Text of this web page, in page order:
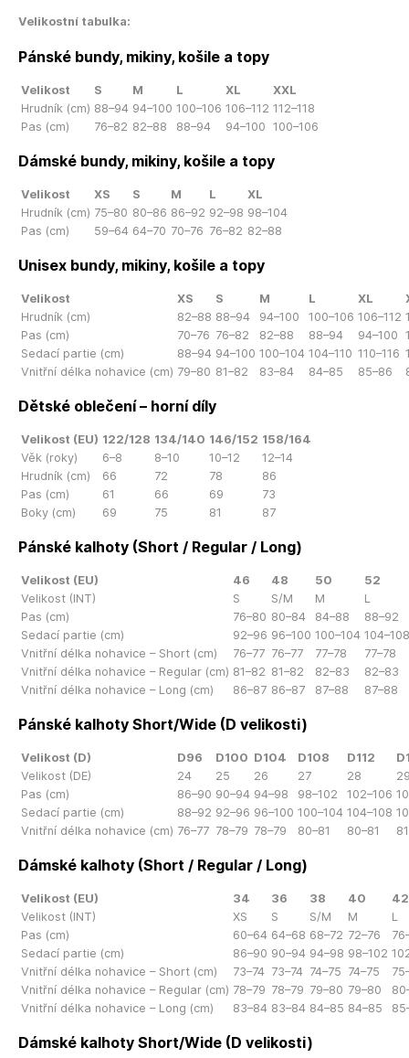
Velikostní tabulka:
Pánské bundy, mikiny, košile a topy
Velikost S M L XL
XXL
Hrudník (cm) 88–94 94–100 100–106 106–112 112–118
Pas (cm)
76–82 82–88 88–94 94–100 100–106
Dámské bundy, mikiny, košile a topy
Velikost XS S M L
XL
Hrudník (cm) 75–80 80–86 86–92 92–98 98–104
Pas (cm)
59–64 64–70 70–76 76–82 82–88
Unisex bundy, mikiny, košile a topy
Velikost XS S M L XL
Hrudník (cm)
82–88 88–94 94–100 100–106 106–112
Pas (cm)
70–76 76–82 82–88 88–94 94–100
Sedací partie (cm)
88–94 94–100 100–104 104–110 110–116
Vnitřní délka nohavice (cm) 79–80 81–82 83–84 84–85 85–86
Dětské oblečení – horní díly
Velikost (EU) 122/128 134/140 146/152 158/164
Věk (roky)
6–8 8–10 10–12
12–14
Hrudník (cm)
66 72 78
86
Pas (cm)
61 66 69
73
Boky (cm)
69 75 81 87
Pánské kalhoty (Short / Regular / Long)
Velikost (EU) 46 48 50
52
Velikost (INT)
S S/M M
L
Pas (cm)
76–80 80–84 84–88
88–92
Sedací partie (cm)
92–96 96–100 100–104 104–108
Vnitřní délka nohavice – Short (cm)
76–77 76–77 77–78
77–78
Vnitřní délka nohavice – Regular (cm) 81–82 81–82 82–83
82–83
Vnitřní délka nohavice – Long (cm)
86–87 86–87 87–88 87–88
Pánské kalhoty Short/Wide (D velikosti)
Velikost (D) D96 D100 D104 D108 D112
Velikost (DE)
24 25 26 27 28
Pas (cm)
86–90 90–94 94–98 98–102 102–106
Sedací partie (cm)
88–92 92–96 96–100 100–104 104–108
Vnitřní délka nohavice (cm) 76–77 78–79 78–79 80–81 80–81
Dámské kalhoty (Short / Regular / Long)
Velikost (EU) 34 36 38 40
42
Velikost (INT)
XS S S/M M
L
Pas (cm)
60–64 64–68 68–72 72–76
Sedací partie (cm)
86–90 90–94 94–98 98–102
Vnitřní délka nohavice – Short (cm)
73–74 73–74 74–75 74–75
Vnitřní délka nohavice – Regular (cm) 78–79 78–79 79–80 79–80
Vnitřní délka nohavice – Long (cm)
83–84 83–84 84–85 84–85
Dámské kalhoty Short/Wide (D velikosti)